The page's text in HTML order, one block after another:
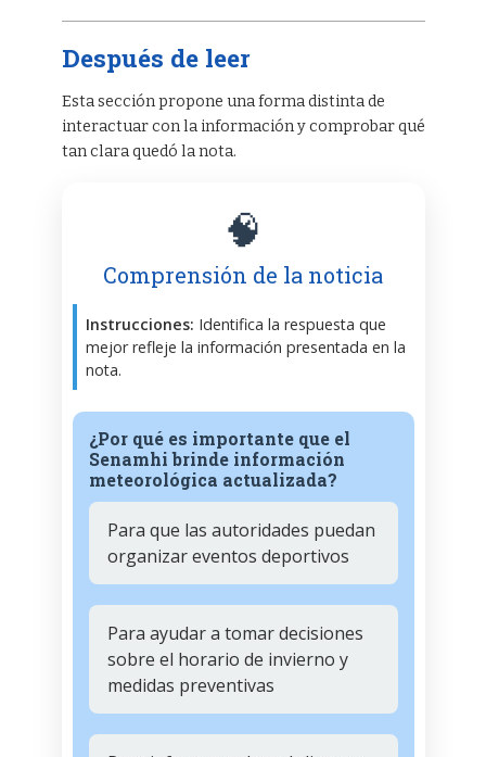
Después de leer
Esta sección propone una forma distinta de
interactuar con la información y comprobar qué
tan clara quedó la nota.
🧠
Comprensión de la noticia
Instrucciones: Identifica la respuesta que
mejor refleje la información presentada en la
nota.
¿Por qué es importante que el
Senamhi brinde información
meteorológica actualizada?
Para que las autoridades puedan
organizar eventos deportivos
Para ayudar a tomar decisiones
sobre el horario de invierno y
medidas preventivas